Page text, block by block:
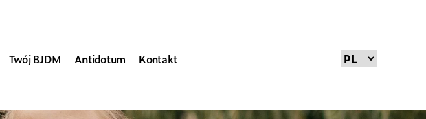
Twój BJDM Antidotum Kontakt